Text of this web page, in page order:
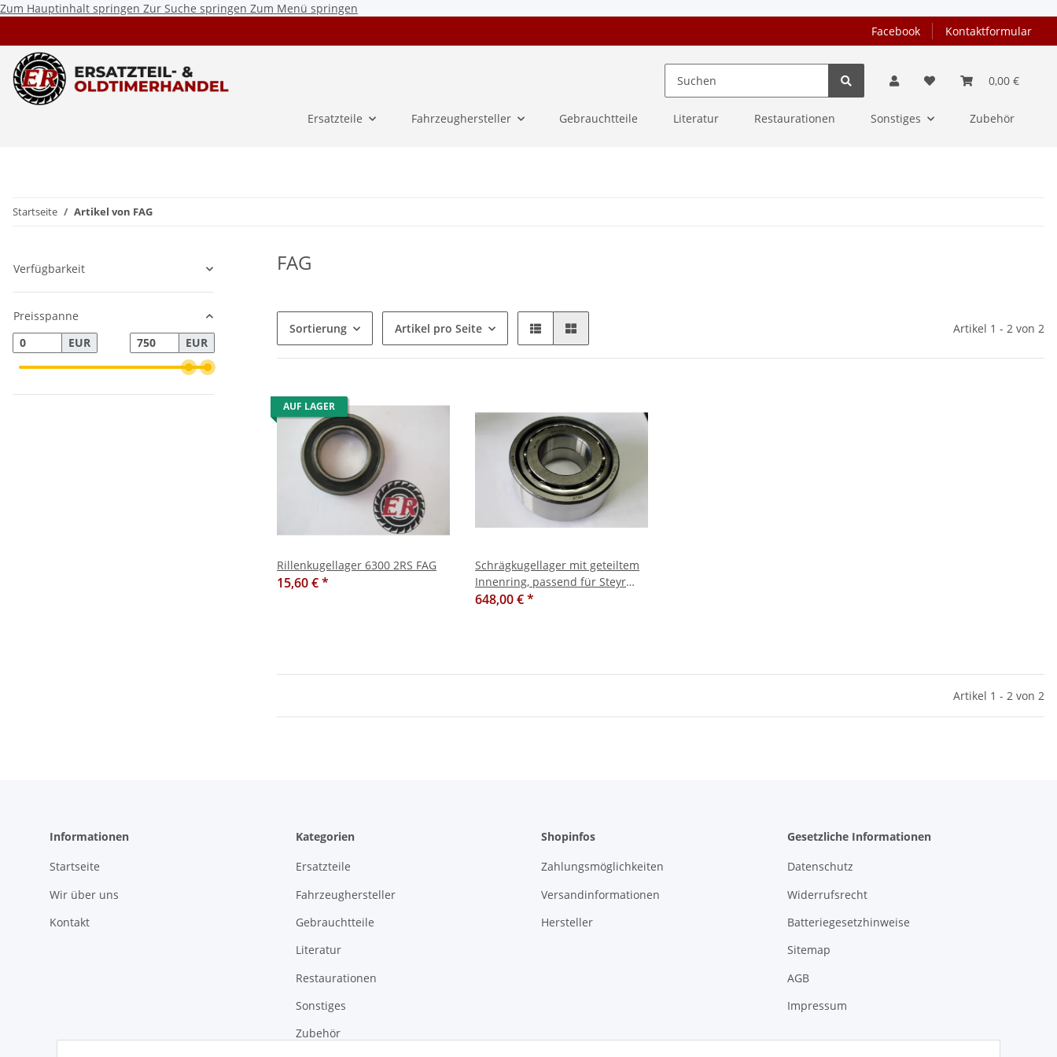
Zum Hauptinhalt springen Zur Suche springen Zum Menü springen
Facebook Kontaktformular
0,00 €
Ersatzteile Fahrzeughersteller Gebrauchtteile Literatur Restaurationen Sonstiges Zubehör
Startseite Artikel von FAG
FAG
Sortierung Artikel pro Seite Artikel 1 - 2 von 2
AUF LAGER
Rillenkugellager 6300 2RS FAG
15,60 €*
Schrägkugellager mit geteiltem
Innenring, passend für Steyr
T188
648,00 €*
Artikel 1 - 2 von 2
Verfügbarkeit
Preisspanne
EUR
EUR
Informationen
Startseite
Wir über uns
Kontakt
Kategorien
Ersatzteile
Fahrzeughersteller
Gebrauchtteile
Literatur
Restaurationen
Sonstiges
Zubehör
Shopinfos
Zahlungsmöglichkeiten
Versandinformationen
Hersteller
Gesetzliche Informationen
Datenschutz
Widerrufsrecht
Batteriegesetzhinweise
Sitemap
AGB
Impressum